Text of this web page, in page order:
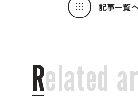
記事一覧
Related ar